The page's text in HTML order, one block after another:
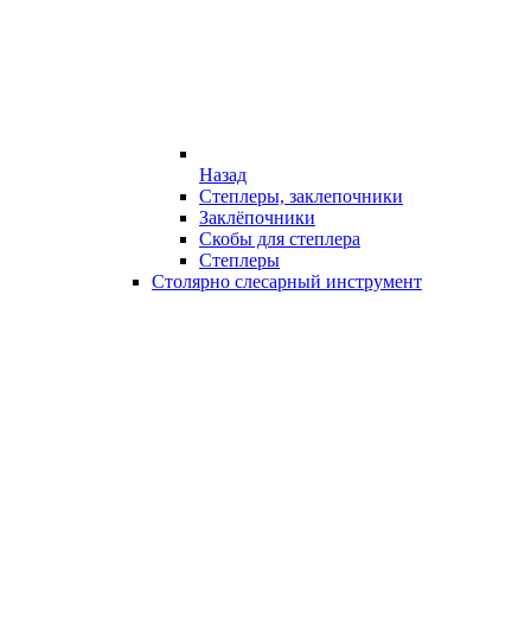
Назад
Степлеры, заклепочники
Заклёпочники
Скобы для степлера
Степлеры
Столярно слесарный инструмент